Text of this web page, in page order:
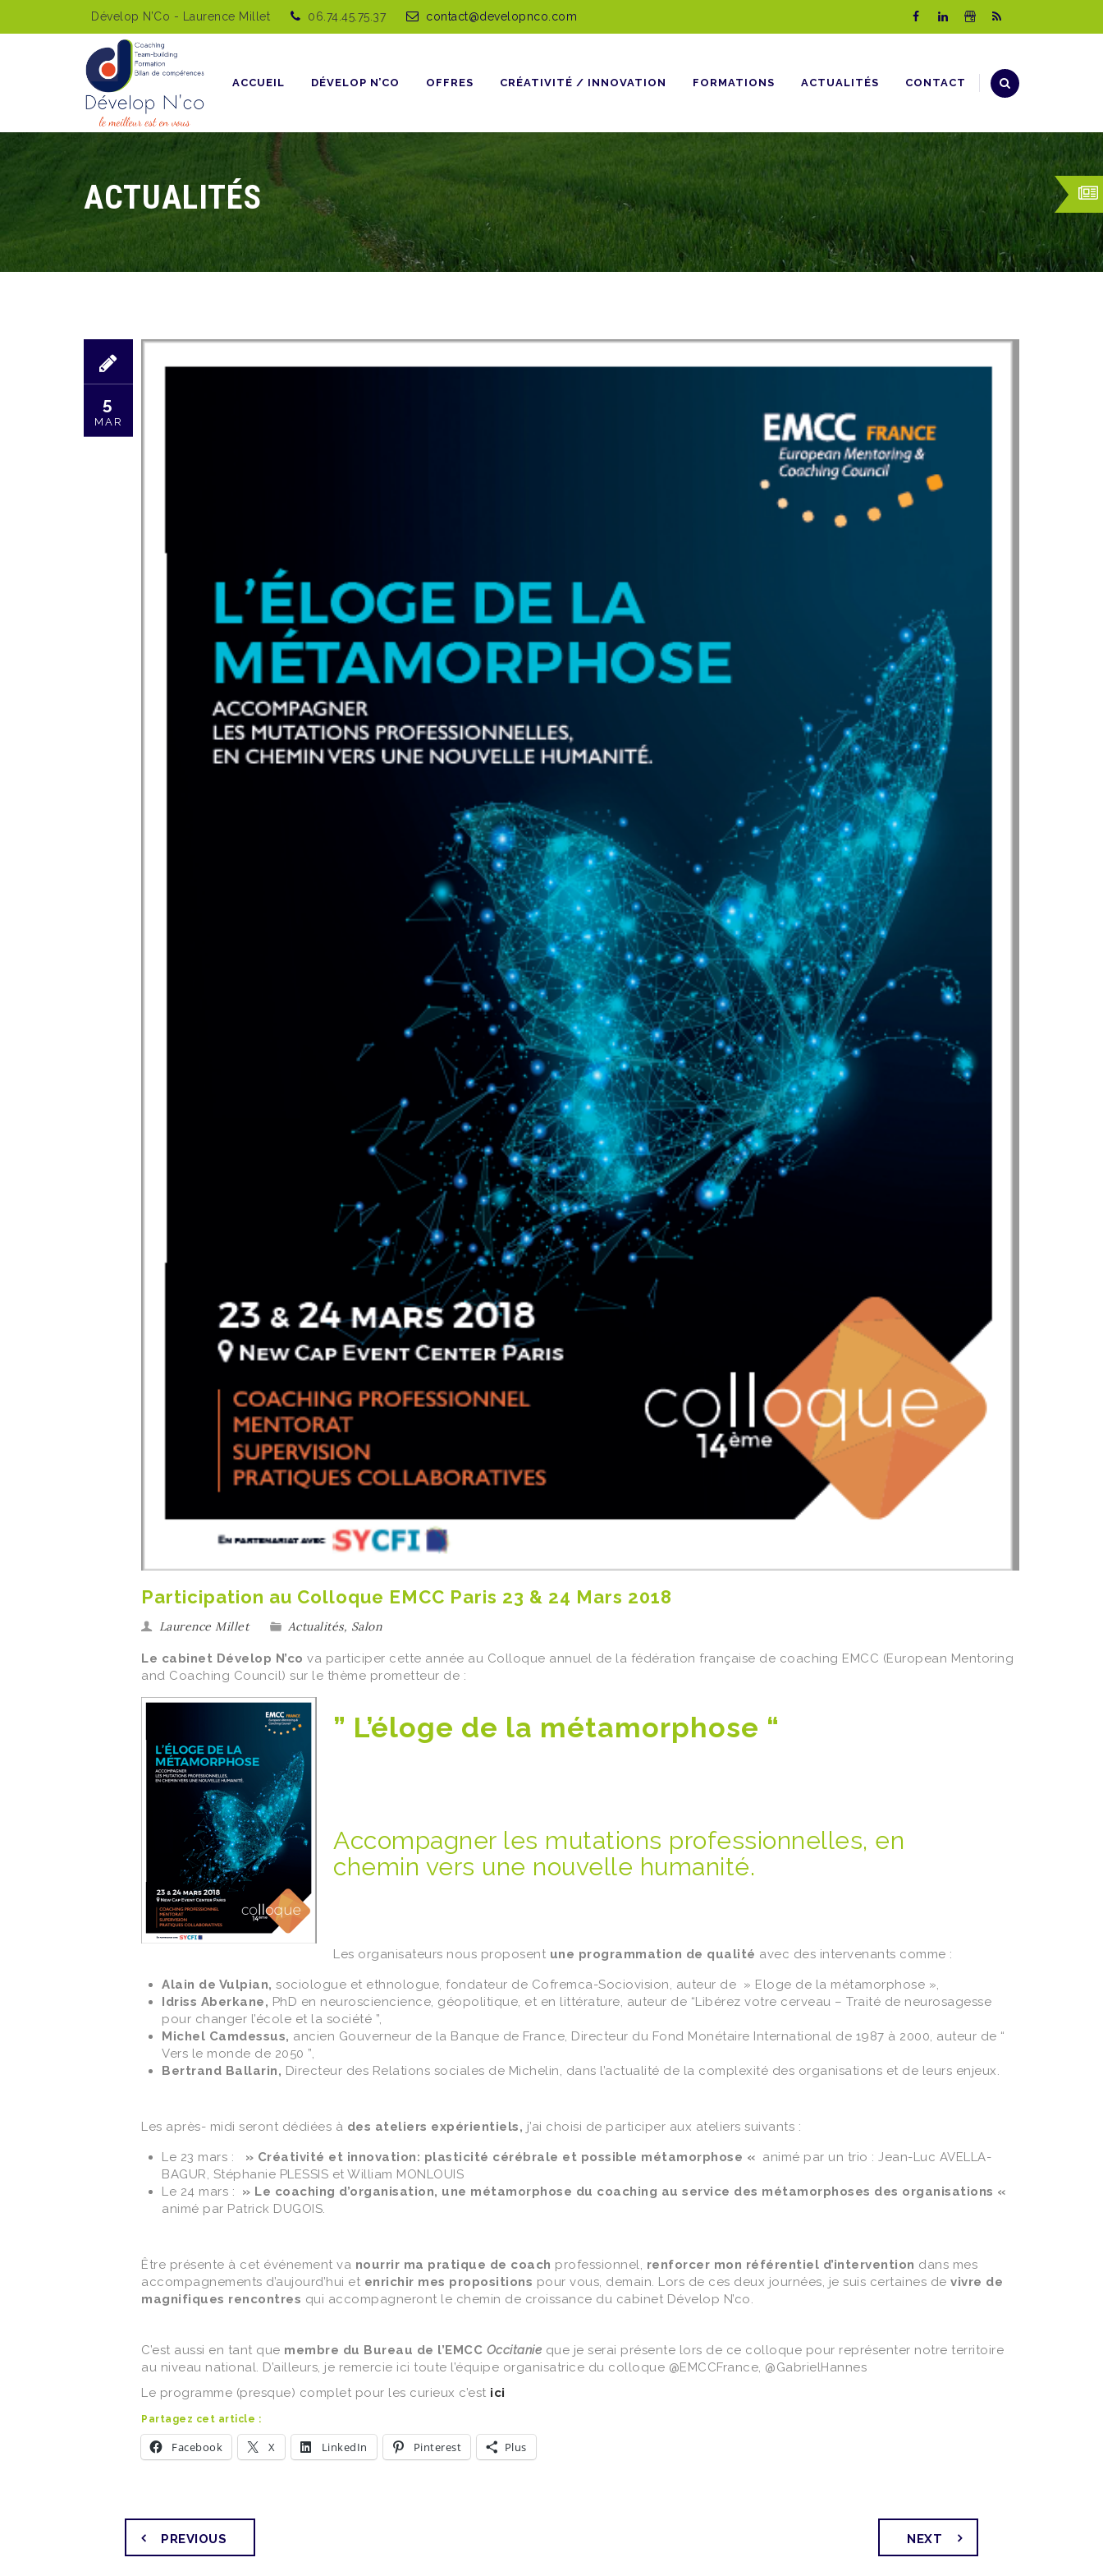
Dévelop N’Co - Laurence Millet 06.74.45.75.37 contact@developnco.com
content
ACCUEIL DÉVELOP N’CO OFFRES CRÉATIVITÉ / INNOVATION FORMATIONS ACTUALITÉS CONTACT
ACTUALITÉS
5
MAR
Participation au Colloque EMCC Paris 23 & 24 Mars 2018
Laurence Millet Actualités, Salon
Le cabinet Dévelop N’co va participer cette année au Colloque annuel de la fédération française de coaching EMCC (European Mentoring
and Coaching Council) sur le thème prometteur de :
” L’éloge de la métamorphose “
Accompagner les mutations professionnelles, en
chemin vers une nouvelle humanité.
Les organisateurs nous proposent une programmation de qualité avec des intervenants comme :
Alain de Vulpian, sociologue et ethnologue, fondateur de Cofremca-Sociovision, auteur de » Eloge de la métamorphose »,
Idriss Aberkane, PhD en neurosciencience, géopolitique, et en littérature, auteur de “Libérez votre cerveau – Traité de neurosagesse
pour changer l’école et la société ”,
Michel Camdessus, ancien Gouverneur de la Banque de France, Directeur du Fond Monétaire International de 1987 à 2000, auteur de “
Vers le monde de 2050 ”,
Bertrand Ballarin, Directeur des Relations sociales de Michelin, dans l’actualité de la complexité des organisations et de leurs enjeux.
Les après- midi seront dédiées à des ateliers expérientiels, j’ai choisi de participer aux ateliers suivants :
Le 23 mars : » Créativité et innovation: plasticité cérébrale et possible métamorphose « animé par un trio : Jean-Luc AVELLA-
BAGUR, Stéphanie PLESSIS et William MONLOUIS
Le 24 mars :
» Le coaching d’organisation, une métamorphose du coaching au service des métamorphoses des organisations «
animé par Patrick DUGOIS.
Être présente à cet événement va nourrir ma pratique de coach professionnel, renforcer mon référentiel d’intervention dans mes
accompagnements d’aujourd’hui et enrichir mes propositions pour vous, demain. Lors de ces deux journées, je suis certaines de vivre de
magnifiques rencontres qui accompagneront le chemin de croissance du cabinet Dévelop N’co.
C’est aussi en tant que membre du Bureau de l’EMCC Occitanie que je serai présente lors de ce colloque pour représenter notre territoire
au niveau national. D’ailleurs, je remercie ici toute l’équipe organisatrice du colloque @EMCCFrance, @GabrielHannes
Le programme (presque) complet pour les curieux c’est ici
Partagez cet article :
Facebook X LinkedIn Pinterest Plus
PREVIOUS NEXT